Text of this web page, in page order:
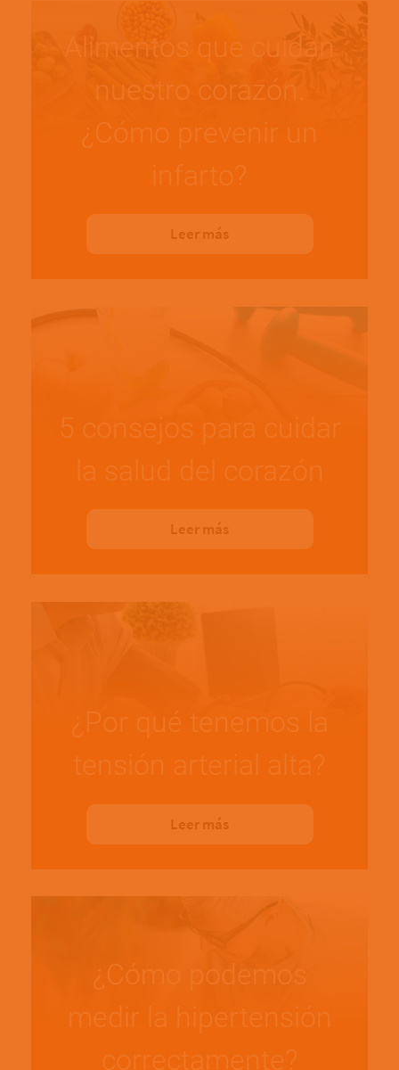
Alimentos que cuidan
nuestro corazón.
¿Cómo prevenir un
infarto?
Leer más
5 consejos para cuidar
la salud del corazón
Leer más
¿Por qué tenemos la
tensión arterial alta?
Leer más
¿Cómo podemos
medir la hipertensión
correctamente?